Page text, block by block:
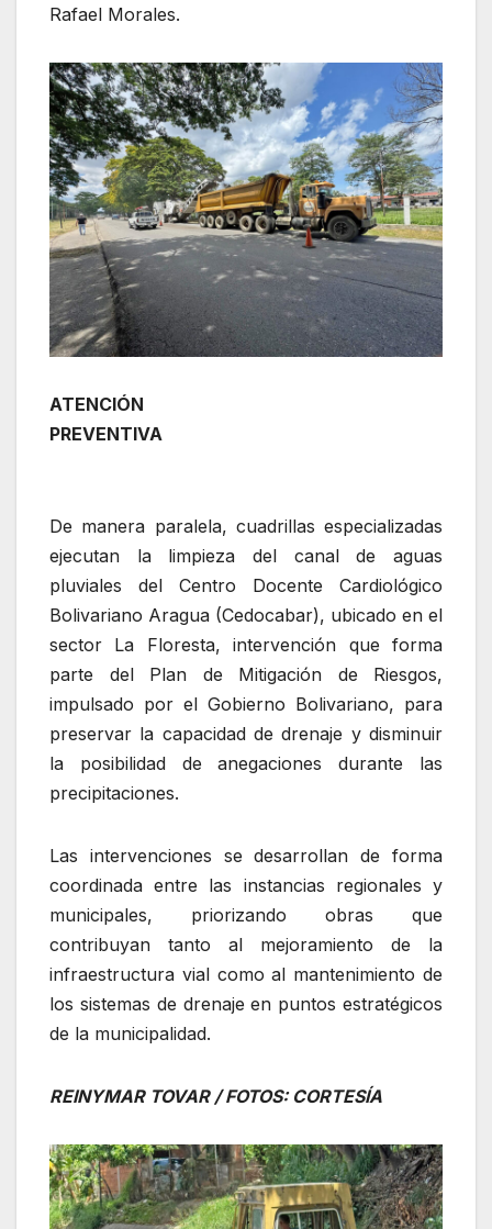
Rafael Morales.
ATENCIÓN
PREVENTIVA
De manera paralela, cuadrillas especializadas
ejecutan la limpieza del canal de aguas
pluviales del Centro Docente Cardiológico
Bolivariano Aragua (Cedocabar), ubicado en el
sector La Floresta, intervención que forma
parte del Plan de Mitigación de Riesgos,
impulsado por el Gobierno Bolivariano, para
preservar la capacidad de drenaje y disminuir
la posibilidad de anegaciones durante las
precipitaciones.
Las intervenciones se desarrollan de forma
coordinada entre las instancias regionales y
municipales, priorizando obras que
contribuyan tanto al mejoramiento de la
infraestructura vial como al mantenimiento de
los sistemas de drenaje en puntos estratégicos
de la municipalidad.
REINYMAR TOVAR / FOTOS: CORTESÍA